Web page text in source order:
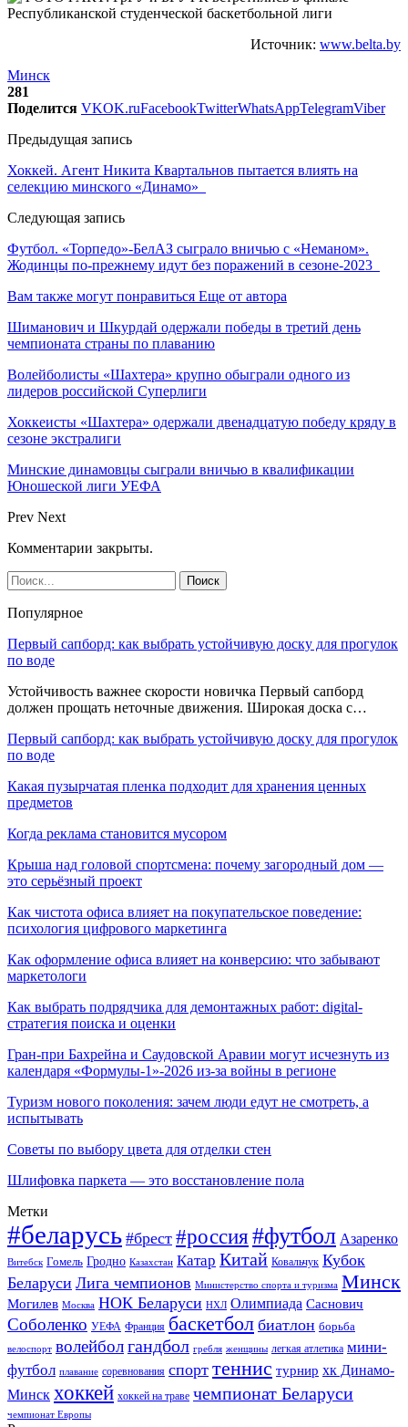
Источник: www.belta.by
Минск
281
Поделится VKOK.ruFacebookTwitterWhatsAppTelegramViber
Предыдущая запись
Хоккей. Агент Никита Квартальнов пытается влиять на
селекцию минского «Динамо»
Следующая запись
Футбол. «Торпедо»-БелАЗ сыграло вничью с «Неманом».
Жодинцы по-прежнему идут без поражений в сезоне-2023
Вам также могут понравиться Еще от автора
Шиманович и Шкурдай одержали победы в третий день
чемпионата страны по плаванию
Волейболисты «Шахтера» крупно обыграли одного из
лидеров российской Суперлиги
Хоккеисты «Шахтера» одержали двенадцатую победу кряду в
сезоне экстралиги
Минские динамовцы сыграли вничью в квалификации
Юношеской лиги УЕФА
Prev Next
Комментарии закрыты.
Популярное
Первый сапборд: как выбрать устойчивую доску для прогулок
по воде
Устойчивость важнее скорости новичка Первый сапборд
должен прощать неточные движения. Широкая доска с…
Первый сапборд: как выбрать устойчивую доску для прогулок
по воде
Какая пузырчатая пленка подходит для хранения ценных
предметов
Когда реклама становится мусором
Крыша над головой спортсмена: почему загородный дом —
это серьёзный проект
Как чистота офиса влияет на покупательское поведение:
психология цифрового маркетинга
Как оформление офиса влияет на конверсию: что забывают
маркетологи
Как выбрать подрядчика для демонтажных работ: digital-
стратегия поиска и оценки
Гран-при Бахрейна и Саудовской Аравии могут исчезнуть из
календаря «Формулы-1»-2026 из-за войны в регионе
Туризм нового поколения: зачем люди едут не смотреть, а
испытывать
Советы по выбору цвета для отделки стен
Шлифовка паркета — это восстановление пола
Метки
#беларусь #брест #россия#футбол Азаренко
Витебск Гомель Гродно Казахстан Катар Китай Ковальчук Кубок
Беларуси Лига чемпионов Министерство спорта и туризма Минск
Могилев Москва НОК Беларуси НХЛ Олимпиада Саснович
Соболенко УЕФА Франция баскетбол биатлон борьба
велоспорт волейболгандбол гребля женщины легкая атлетика мини-
футбол плавание соревнования спорт теннис турнир хк Динамо-
Минск хоккей хоккей на траве чемпионат Беларуси
чемпионат Европы